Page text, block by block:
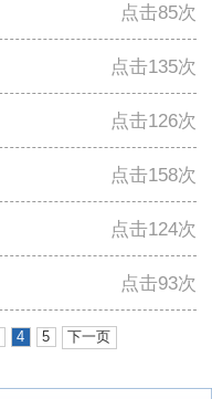
点击85次
点击135次
点击126次
点击158次
点击124次
点击93次
4 5 下一页